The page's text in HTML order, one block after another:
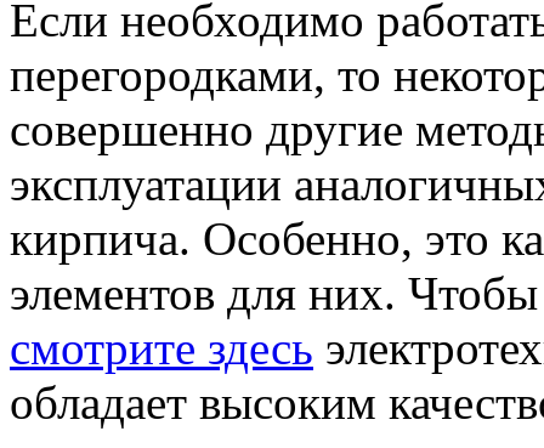
Если необходимо
перегородками, то
совершенно другие
эксплуатации
кирпича. Особенно, это
элементов для них.
смотрите здесь
обладает высоким